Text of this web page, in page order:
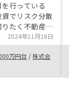
行っている
でリスク分散
たく不動産投
ていました。
軽さなど初心
思ったのに加
心感のある対
ました。
2024年11月16日
万円台 /株式会